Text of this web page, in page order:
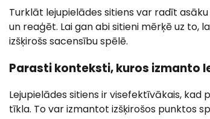
Turklāt lejupielādes sitiens var radīt
un reaģēt. Lai gan abi sitieni mērķē uz to,
izšķirošs sacensību spēlē.
Parasti konteksti, kuros izmanto
Lejupielādes sitiens ir visefektīvākais,
tīkla. To var izmantot izšķirošos punktos